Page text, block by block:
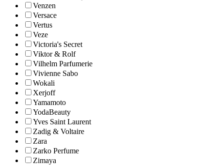
Venzen
Versace
Vertus
Veze
Victoria's Secret
Viktor & Rolf
Vilhelm Parfumerie
Vivienne Sabo
Wokali
Xerjoff
Yamamoto
YodaBeauty
Yves Saint Laurent
Zadig & Voltaire
Zara
Zarko Perfume
Zimaya